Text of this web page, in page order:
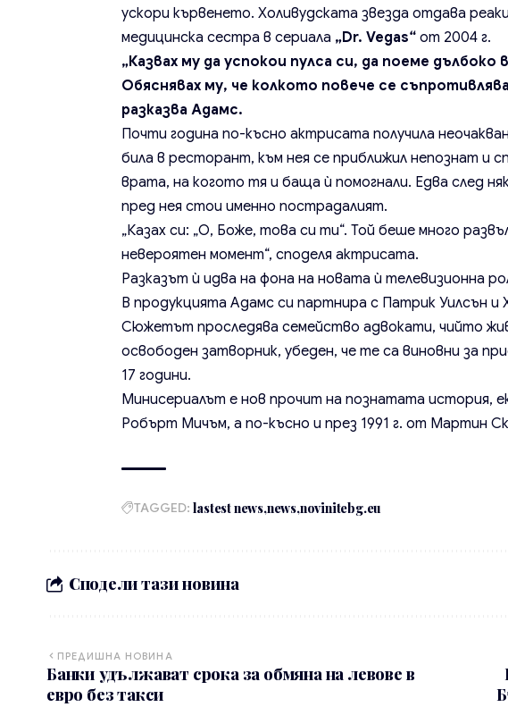
ускори кървенето. Холивудската звезда отдава
медицинска сестра в сериала „Dr. Vegas“ от 2004 г.
„Казвах му да успокои пулса си, да поеме
Обяснявах му, че колкото повече се
разказва Адамс.
Почти година по-късно актрисата получила
била в ресторант, към нея се приближил непознат и
врата, на когото тя и баща ѝ помогнали. Едва след
пред нея стои именно пострадалият.
„Казах си: „О, Боже, това си ти“. Той беше много
невероятен момент“, споделя актрисата.
Разказът ѝ идва на фона на новата ѝ телевизионна
В продукцията Адамс си партнира с Патрик Уилсън и
Сюжетът проследява семейство адвокати, чийто
освободен затворник, убеден, че те са виновни за
17 години.
Минисериалът е нов прочит на познатата история,
Робърт Мичъм, а по-късно и през 1991 г. от Мартин
TAGGED: lastest news news novinitebg.eu
Сподели тази новина
ПРЕДИШНА НОВИНА
Банки удължават срока за обмяна на левове в
евро без такси